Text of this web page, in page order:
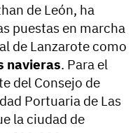
de León, ha
puestas en marcha
de Lanzarote como
navieras. Para el
del Consejo de
Portuaria de Las
la ciudad de